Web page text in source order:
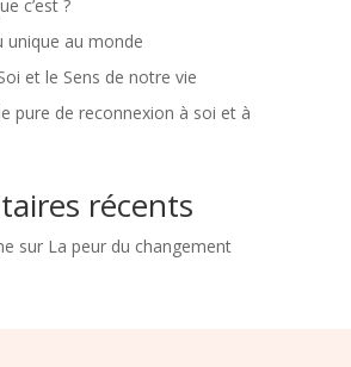
c’est ?
unique au monde
et le Sens de notre vie
pure de reconnexion à soi et à
récents
sur La peur du changement